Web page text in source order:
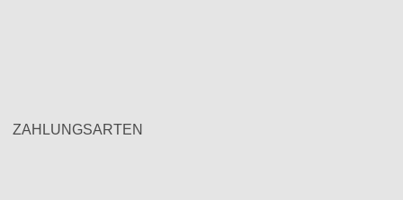
ZAHLUNGSARTEN